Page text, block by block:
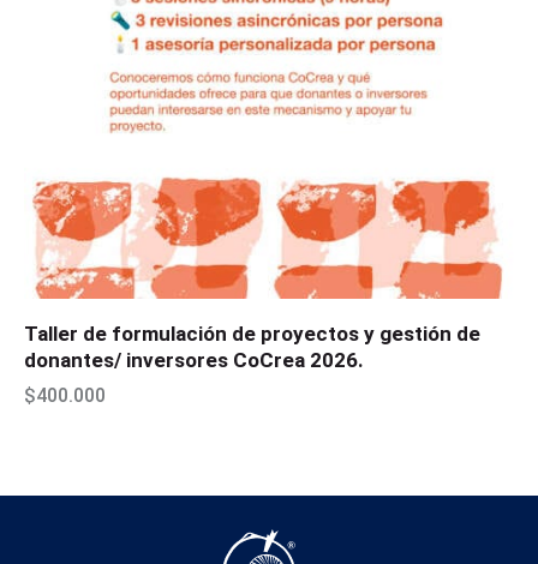
Taller de formulación de proyectos y gestión de
donantes/ inversores CoCrea 2026.
$400.000